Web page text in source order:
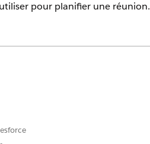
pour planifier une réunion.